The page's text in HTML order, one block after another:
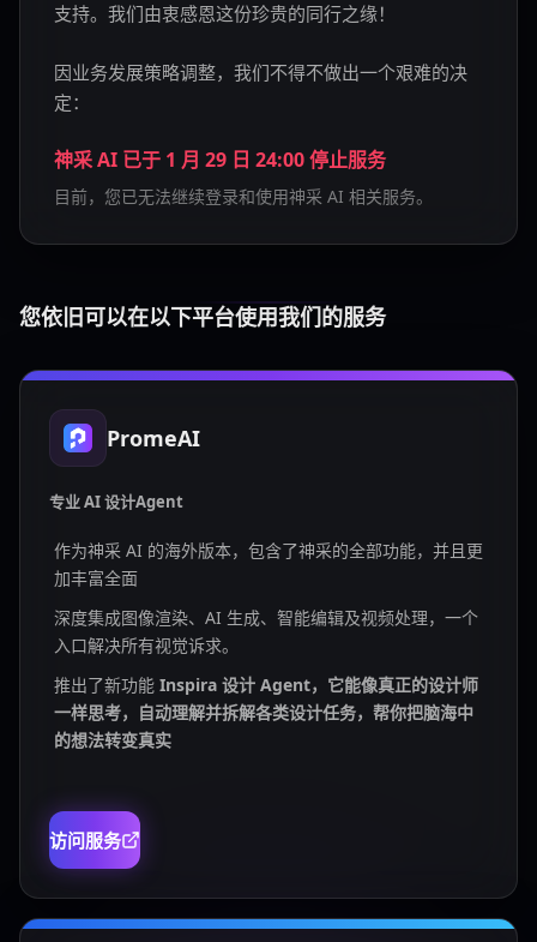
支持。我们由衷感恩这份珍贵的同行之缘！
因业务发展策略调整，我们不得不做出一个艰难的决
定：
神采 AI 已于 1 月 29 日 24:00 停止服务
目前，您已无法继续登录和使用神采 AI 相关服务。
您依旧可以在以下平台使用我们的服务
PromeAI
专业 AI 设计Agent
作为神采 AI 的海外版本，包含了神采的全部功能，并且更
加丰富全面
深度集成图像渲染、AI 生成、智能编辑及视频处理，一个
入口解决所有视觉诉求。
推出了新功能 Inspira 设计 Agent，它能像真正的设计师
一样思考，自动理解并拆解各类设计任务，帮你把脑海中
的想法转变真实
访问服务